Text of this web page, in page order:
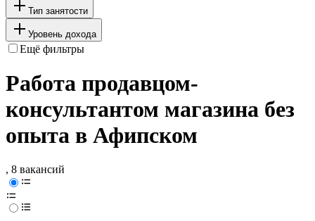
Тип занятости
Уровень дохода
Ещё фильтры
Работа продавцом-
консультантом магазина без
опыта в Афипском
, 8 вакансий